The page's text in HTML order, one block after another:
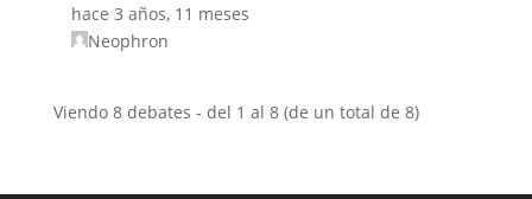
hace 3 años, 11 meses
Neophron
Viendo 8 debates - del 1 al 8 (de un total de 8)